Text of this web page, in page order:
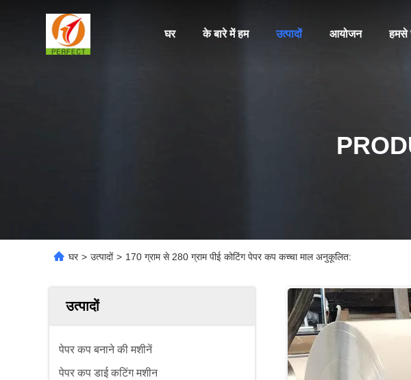
घर के बारे में हम उत्पादों आयोजन हमसे
घर > उत्पादों > 170 ग्राम से 280 ग्राम पीई कोटिंग पेपर कप कच्चा माल अनुकूलित:
उत्पादों
पेपर कप बनाने की मशीनें
पेपर कप डाई कटिंग मशीन